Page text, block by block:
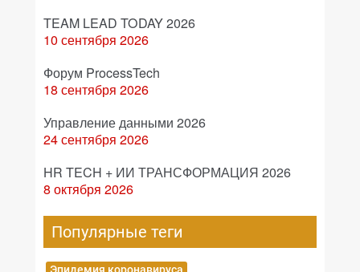
TEAM LEAD TODAY 2026
10 сентября 2026
Форум ProcessTech
18 сентября 2026
Управление данными 2026
24 сентября 2026
HR TECH + ИИ ТРАНСФОРМАЦИЯ 2026
8 октября 2026
Популярные теги